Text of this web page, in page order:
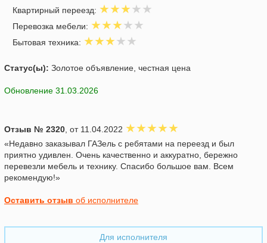
Квартирный переезд:
Перевозка мебели:
Бытовая техника:
Статус(ы): Золотое объявление, честная цена
Обновление 31.03.2026
Отзыв № 2320 , от 11.04.2022
«Недавно заказывал ГАЗель с ребятами на переезд и был
приятно удивлен. Очень качественно и аккуратно, бережно
перевезли мебель и технику. Спасибо большое вам. Всем
рекомендую!»
Оставить отзыв об исполнителе
Для исполнителя